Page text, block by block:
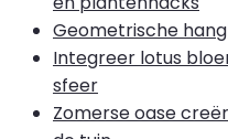
Geometrische
Integreer lotus
sfeer
Zomerse oase